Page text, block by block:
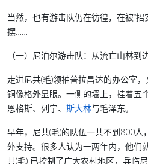
当然，也有游击队仍在彷徨，在被“招
摆……
（一）尼泊尔游击队：从流亡山林到
走进尼共(毛)领袖普拉昌达的办公室
铜像格外显眼。一侧的墙上，挂着五
恩格斯、列宁、 斯大林与毛泽东。
早年，尼共(毛)的队伍一共不到800
外支持。很多人认为一两年内，他们
共(毛) 已控制了广大农村地区，兵临